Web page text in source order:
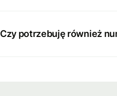
Czy potrzebuję również